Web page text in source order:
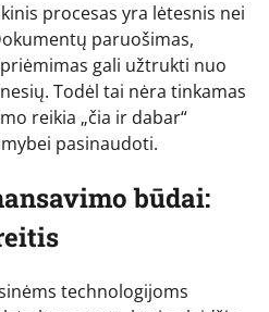
procesas yra lėtesnis nei
paruošimas,
gali užtrukti nuo
Todėl tai nėra tinkamas
reikia „čia ir dabar“
pasinaudoti.
būdai:
technologijoms